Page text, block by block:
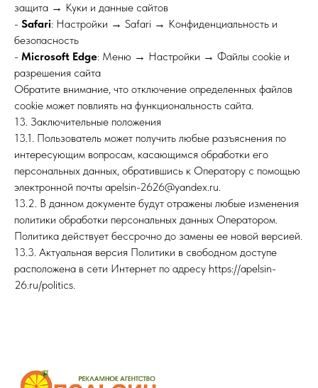
защита → Куки и данные сайтов
- Safari: Настройки → Safari → Конфиденциальность и
безопасность
- Microsoft Edge: Меню → Настройки → Файлы cookie и
разрешения сайта
Обратите внимание, что отключение определенных файлов
cookie может повлиять на функциональность сайта.
13. Заключительные положения
13.1. Пользователь может получить любые разъяснения по
интересующим вопросам, касающимся обработки его
персональных данных, обратившись к Оператору с помощью
электронной почты apelsin-2626@yandex.ru.
13.2. В данном документе будут отражены любые изменения
политики обработки персональных данных Оператором.
Политика действует бессрочно до замены ее новой версией.
13.3. Актуальная версия Политики в свободном доступе
расположена в сети Интернет по адресу https://apelsin-
26.ru/politics.